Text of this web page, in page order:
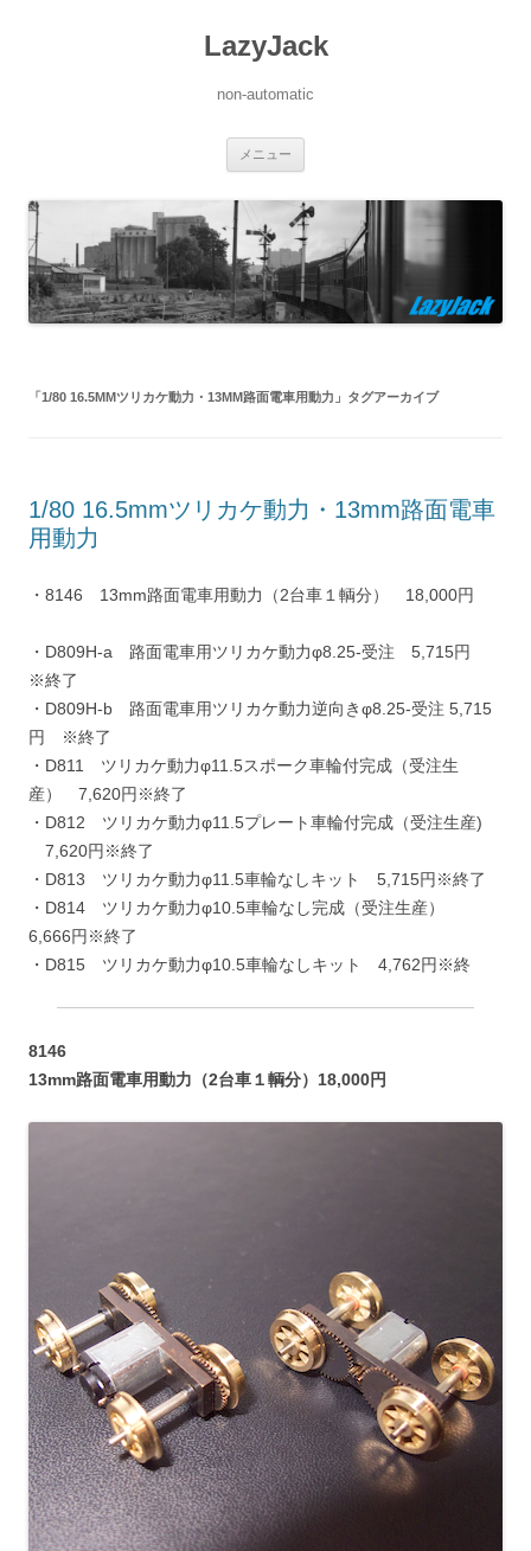
LazyJack
non-automatic
メニュー
ツ
へ
ス
キ
ッ
プ
「 1/80 16.5MMツリカケ動力・13MM路面電車用動力 」タグアーカイブ
1/80 16.5mmツリカケ動力・13mm路面電車
用動力
・8146 13mm路面電車用動力（2台車１輌分） 18,000円
・D809H-a 路面電車用ツリカケ動力φ8.25-受注 5,715円
※終了
・D809H-b 路面電車用ツリカケ動力逆向きφ8.25-受注 5,715
円 ※終了
・D811 ツリカケ動力φ11.5スポーク車輪付完成（受注生
産） 7,620円※終了
・D812 ツリカケ動力φ11.5プレート車輪付完成（受注生産)
7,620円※終了
・D813 ツリカケ動力φ11.5車輪なしキット 5,715円※終了
・D814 ツリカケ動力φ10.5車輪なし完成（受注生産）
6,666円※終了
・D815 ツリカケ動力φ10.5車輪なしキット 4,762円※終
8146
13mm路面電車用動力（2台車１輌分）18,000円